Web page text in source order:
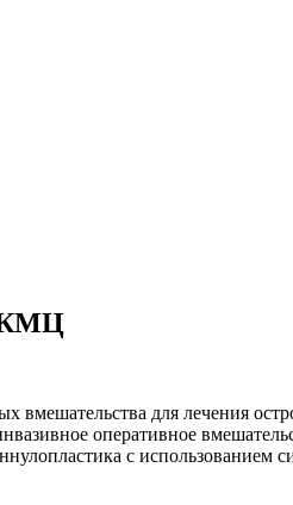
для лечения
оперативное
с использованием